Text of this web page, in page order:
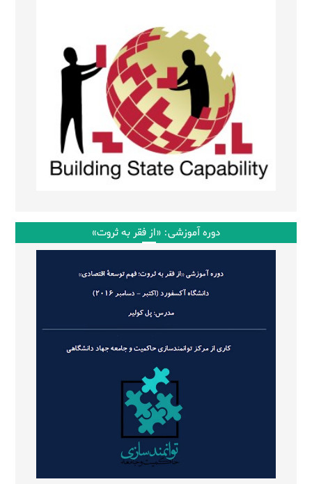
دوره آموزشی: «از فقر به ثروت»